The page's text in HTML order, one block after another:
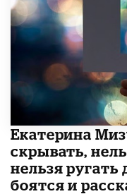
Екатерина
скрывать,
нельзя ругать
боятся и